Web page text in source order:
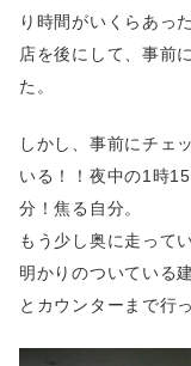
り時間がいくらあっ
店を後にして、事前
た。
しかし、事前にチェ
いる！！夜中の1時
分！焦る自分。
もう少し奥に走って
明かりのついている
とカウンターまで行